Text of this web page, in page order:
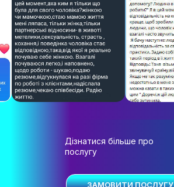
Дізнатися більше про
послугу
ЗАМОВИТИ ПОСЛУГУ